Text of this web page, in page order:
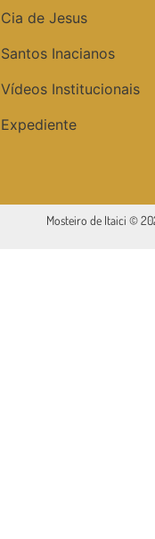
Cia de Jesus
Santos Inacianos
Vídeos Institucionais
Expediente
Mosteiro de Itaici ©